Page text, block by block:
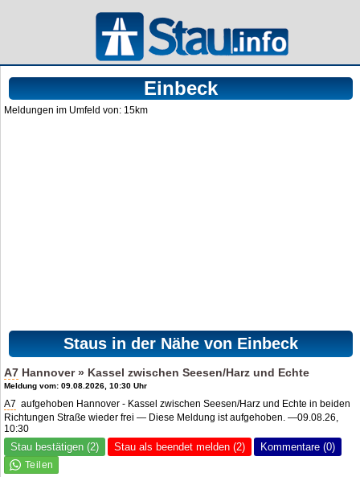
Einbeck
Meldungen im Umfeld von: 15km
Staus in der Nähe von Einbeck
A7 Hannover » Kassel zwischen Seesen/Harz und Echte
Meldung vom: 09.08.2026, 10:30 Uhr
A7 aufgehoben Hannover - Kassel zwischen Seesen/Harz und Echte in beiden
Richtungen Straße wieder frei — Diese Meldung ist aufgehoben. —09.08.26,
10:30
Stau bestätigen (2) Stau als beendet melden (2) Kommentare (0)